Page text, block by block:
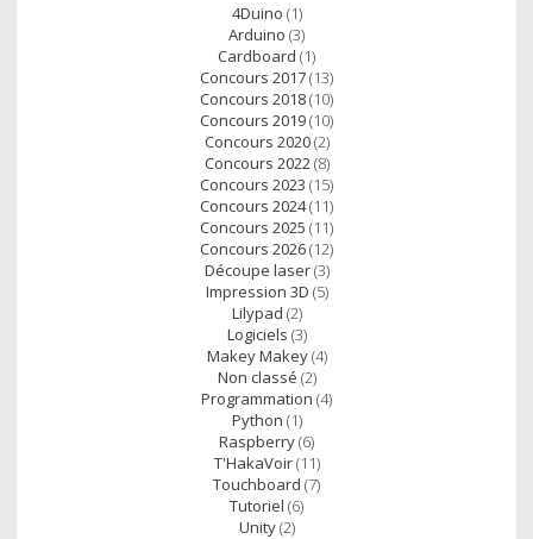
4Duino (1)
Arduino (3)
Cardboard (1)
Concours 2017(13)
Concours 2018(10)
Concours 2019(10)
Concours 2020(2)
Concours 2022(8)
Concours 2023 (15)
Concours 2024(11)
Concours 2025 (11)
Concours 2026(12)
Découpe laser(3)
Impression 3D (5)
Lilypad (2)
Logiciels (3)
Makey Makey(4)
Non classé (2)
Programmation (4)
Python (1)
Raspberry(6)
T'HakaVoir(11)
Touchboard (7)
Tutoriel (6)
Unity(2)